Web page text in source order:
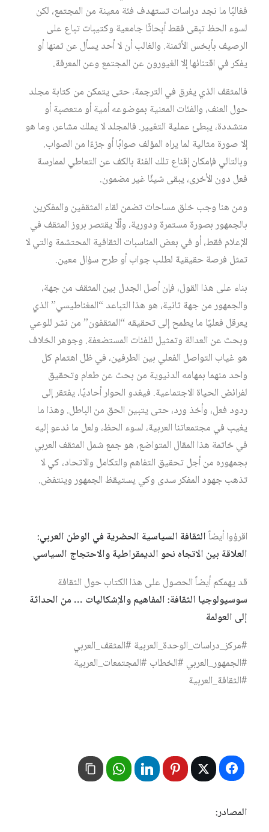
فغالبًا ما نجد دراسات تستهدف فئة معينة من المجتمع، لكن
لسوء الحظ تبقى فقط أبحاثًا جامعية وكتيبات تباع على
الرصيف بأبخس الأثمنة. والغالب أن لا أحد يسأل عن ثمنها أو
يفكر في اقتنائها إلا الغيورون عن المجتمع وعن المعرفة.
فالمثقف الذي يغرق في الترجمة، حتى يتمكن من كتابة مجلد
حول العنف، والفئات المعنية بموضوعه أمية أو متعصبة أو
متشددة، يبطئ عملية التغيير. فالمجلد لا يملك مشاعر، وما هو
إلا صورة مثالية لما يراه المؤلف صوابًا أو جزءًا من الصواب.
وبالتالي فإمكان إقناع تلك الفئة بالكف عن التعاطي لممارسة
فعل دون الأخرى، يبقى شيئًا غير مضمون.
ومن هنا وجب خلق مساحات تضمن لقاء المثقفين والمفكرين
بالجمهور بصورة مستمرة ودورية، وألّا يقتصر بروز المثقف في
الإعلام فقط، أو في بعض المناسبات الثقافية المحتشمة والتي لا
تمثل فرصة حقيقية لطلب جواب أو طرح سؤال معين.
بناء على هذا القول، فإن أصل الجدل بين المثقف من جهة،
والجمهور من جهة ثانية، هو هذا التباعد “المغناطيسي” الذي
يعرقل فعليًا ما يطمح إلى تحقيقه “المثقفون” من نشر للوعي
وبحث عن العدالة وتمثيل للفئات المستضعفة. وجوهر الخلاف
هو غياب التواصل الفعلي بين الطرفين، في ظل اهتمام كل
واحد منهما بمهامه الدنيوية من بحث عن طعام وتحقيق
لفرائض الحياة الاجتماعية. فيغدو الحوار أحاديًا، يفتقر إلى
ردود فعل، وأخذ ورد، حتى يتبين الحق من الباطل. وهذا ما
يغيب في مجتمعاتنا العربية، لسوء الحظ، ولعل ما ندعو إليه
في خاتمة هذا المقال المتواضع، هو جمع شمل المثقف العربي
بجمهوره من أجل تحقيق التفاهم والتكامل والاتحاد، كي لا
تذهب جهود المفكر سدى وكي يستيقظ الجمهور وينتفض.
اقرؤوا أيضاًالثقافة السياسية الحضرية في الوطن العربي:
العلاقة بين الاتجاه نحو الديمقراطية والاحتجاج السياسي
قد يهمكم أيضاً الحصول على هذا الكتاب حول الثقافة
سوسيولوجيا الثقافة: المفاهيم والإشكاليات … من الحداثة
إلى العولمة
#مركز_دراسات_الوحدة_العربية #المثقف_العربي
#الجمهور_العربي #الخطاب #المجتمعات_العربية
#الثقافة_العربية
المصادر: